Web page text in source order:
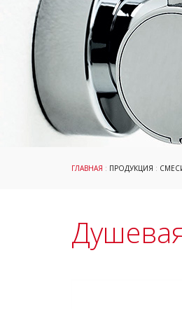
ГЛАВНАЯ : ПРОДУКЦИЯ :